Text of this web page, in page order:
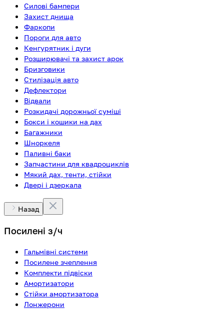
Силові бампери
Захист днища
Фаркопи
Пороги для авто
Кенгурятник і дуги
Розширювачі та захист арок
Бризговики
Стилізація авто
Дефлектори
Відвали
Розкидачі дорожньої суміші
Бокси і кошики на дах
Багажники
Шноркеля
Паливні баки
Запчастини для квадроциклів
Мякий дах, тенти, стійки
Двері і дзеркала
Назад
Посилені з/ч
Гальмівні системи
Посилене зчеплення
Комплекти підвіски
Амортизатори
Стійки амортизатора
Лонжерони